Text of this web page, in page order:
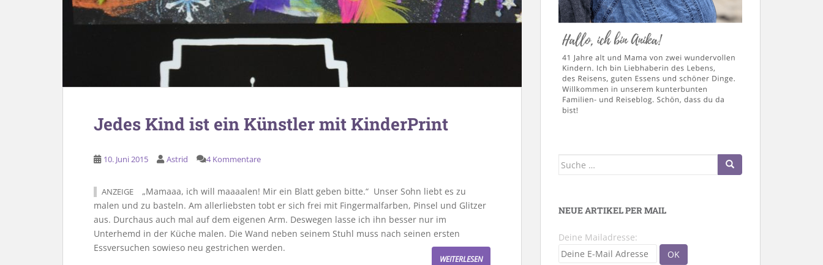
Jedes Kind ist ein Künstler mit KinderPrint
10. Juni 2015 Astrid 4 Kommentare
ANZEIGE
„Mamaaa, ich will maaaalen! Mir ein Blatt geben bitte.“ Unser Sohn liebt es zu
malen und zu basteln. Am allerliebsten tobt er sich frei mit Fingermalfarben, Pinsel und Glitzer
aus. Durchaus auch mal auf dem eigenen Arm. Deswegen lasse ich ihn besser nur im
Unterhemd in der Küche malen. Die Wand neben seinem Stuhl muss nach seinen ersten
Essversuchen sowieso neu gestrichen werden.
WEITERLESEN
Suche
NEUE ARTIKEL PER MAIL
Deine Mailadresse: